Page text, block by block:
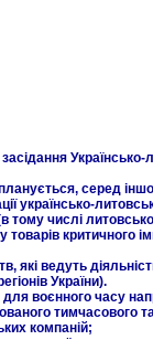
Українсько-
серед
українсько-
числі
критичного
які ведуть
України).
для воєнного часу
тимчасового
компаній;